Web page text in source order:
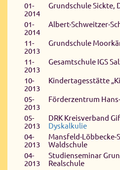
01-
2014
Grundschule Sickte,
01-
2014
Albert-Schweitzer-
11-
2013
Grundschule
11-
2013
Gesamtschule IGS
10-
2013
Kindertagesstätte
05-
2013
Förderzentrum
05-
2013
DRK Kreisverband
Dyskalkulie
04-
2013
Mansfeld-
Waldschule
04-
2013
Studienseminar
Realschule